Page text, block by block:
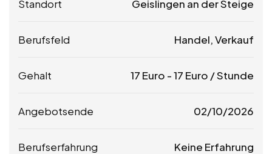
Standort Geislingen an der Steige
Berufsfeld Handel, Verkauf
Gehalt 17 Euro -17 Euro / Stunde
Angebotsende 02/10/2026
Berufserfahrung Keine Erfahrung